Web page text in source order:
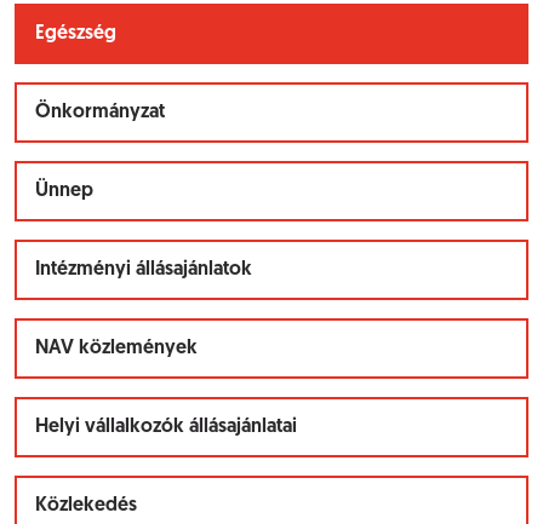
Egészség
Önkormányzat
Ünnep
Intézményi állásajánlatok
NAV közlemények
Helyi vállalkozók állásajánlatai
Közlekedés